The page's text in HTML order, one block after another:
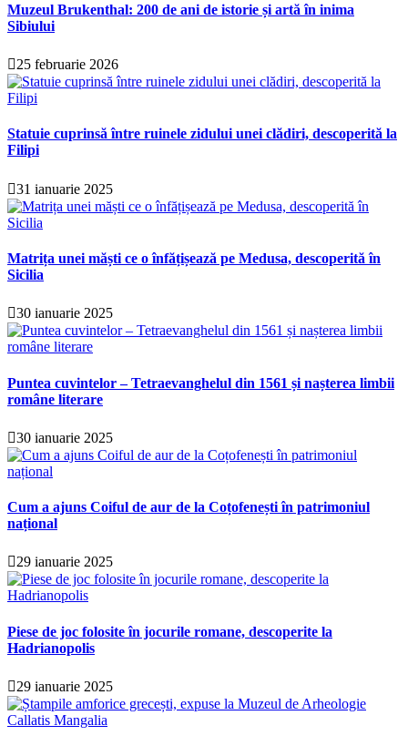
Muzeul Brukenthal: 200 de ani de istorie și artă în inima
Sibiului
25 februarie 2026
Statuie cuprinsă între ruinele zidului unei clădiri, descoperită la
Filipi
31 ianuarie 2025
Matrița unei măști ce o înfățișează pe Medusa, descoperită în
Sicilia
30 ianuarie 2025
Puntea cuvintelor – Tetraevanghelul din 1561 și nașterea limbii
române literare
30 ianuarie 2025
Cum a ajuns Coiful de aur de la Coțofenești în patrimoniul
național
29 ianuarie 2025
Piese de joc folosite în jocurile romane, descoperite la
Hadrianopolis
29 ianuarie 2025